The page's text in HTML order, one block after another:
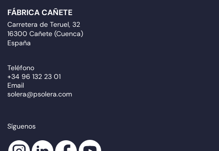
FÁBRICA CAÑETE
Carretera de Teruel, 32
16300 Cañete (Cuenca)
España
Teléfono
+34 96 132 23 01
Email
solera@psolera.com
Síguenos